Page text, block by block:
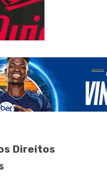
Direitos